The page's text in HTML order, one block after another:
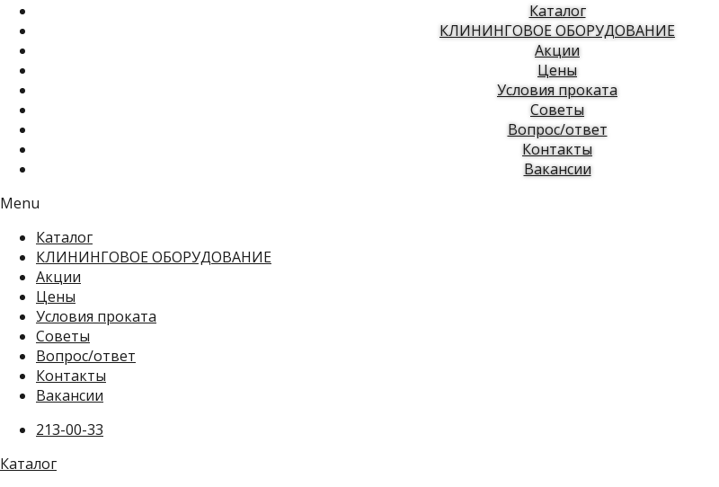
Каталог
КЛИНИНГОВОЕ ОБОРУДОВАНИЕ
Акции
Цены
Условия проката
Советы
Вопрос/ответ
Контакты
Вакансии
Menu
Каталог
КЛИНИНГОВОЕ ОБОРУДОВАНИЕ
Акции
Цены
Условия проката
Советы
Вопрос/ответ
Контакты
Вакансии
213-00-33
Каталог